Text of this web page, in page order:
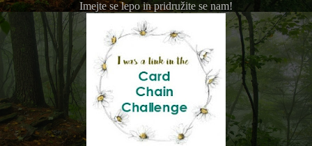
Imejte se lepo in pridružite se nam!